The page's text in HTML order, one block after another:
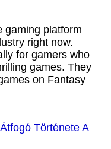
gaming platform
right now.
for gamers who
games. They
on Fantasy
Története A